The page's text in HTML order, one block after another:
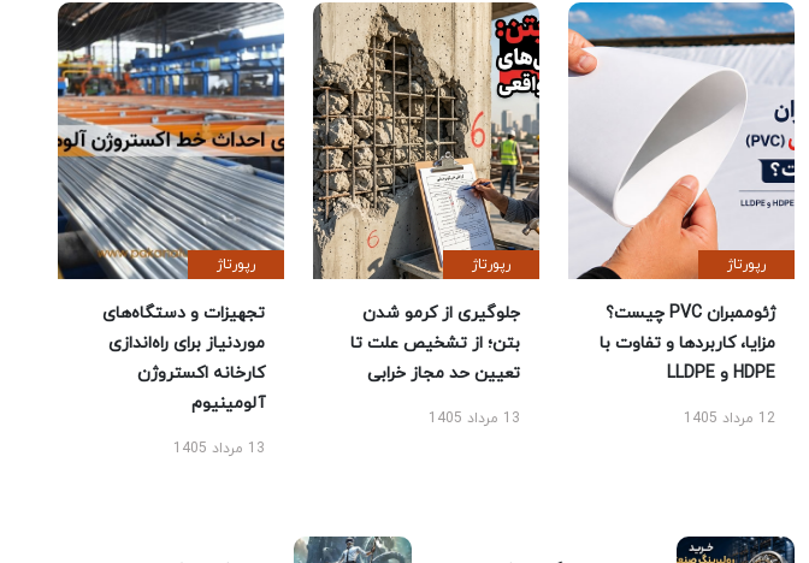
رپورتاژ
ژئوممبران PVC چیست؟
مزایا، کاربردها و تفاوت با
HDPE و LLDPE
12 مرداد 1405
رپورتاژ
جلوگیری از کرمو شدن
بتن؛ از تشخیص علت تا
تعیین حد مجاز خرابی
13 مرداد 1405
رپورتاژ
تجهیزات و دستگاه‌های
موردنیاز برای راه‌اندازی
کارخانه اکستروژن
آلومینیوم
13 مرداد 1405